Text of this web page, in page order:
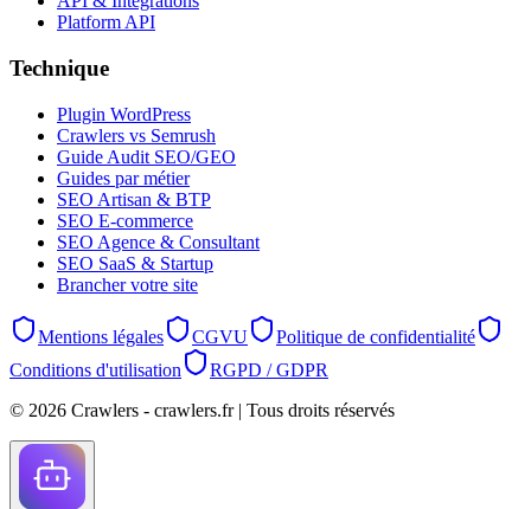
Platform API
Technique
Plugin WordPress
Crawlers vs Semrush
Guide Audit SEO/GEO
Guides par métier
SEO Artisan & BTP
SEO E-commerce
SEO Agence & Consultant
SEO SaaS & Startup
Brancher votre site
Mentions légales CGVU
Politique de confidentialité
Conditions d'utilisation
RGPD / GDPR
© 2026 Crawlers - crawlers.fr | Tous droits réservés